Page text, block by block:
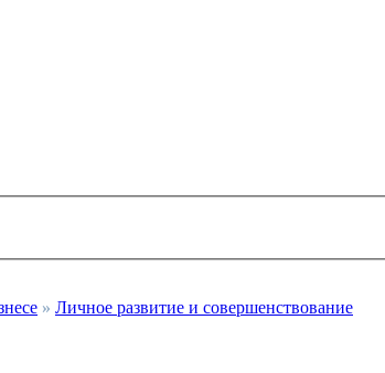
» Личное развитие и совершенствование